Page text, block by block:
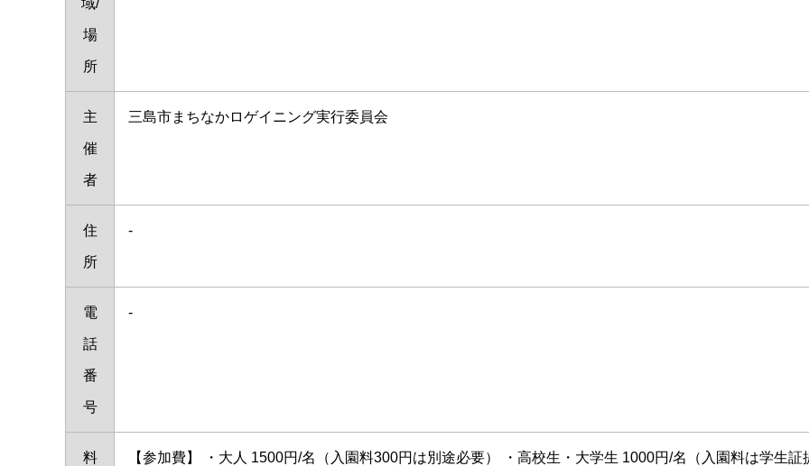
域/
場
所
主
催
者
三島市まちなかロゲイニング実行委員会
住
所
-
電
話
番
号
-
料 【参加費】 ・大人 1500円/名（入園料300円は別途必要） ・高校生・大学生 1000円/名（入園料は学生証